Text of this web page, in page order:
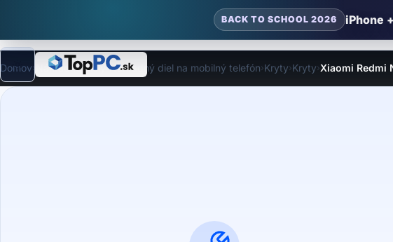
BACK TO SCHOOL 2026 iPhone
Režim
Domov› Náhradné diely ›Náhradný diel na mobilný telefón›Kryty›Kryty›Xiaomi Redmi